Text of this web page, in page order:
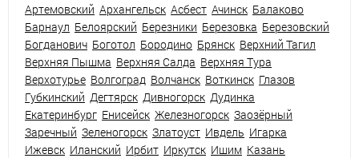
Артемовский Архангельск Асбест Ачинск Балаково
Барнаул Белоярский Березники Березовка Березовский
Богданович Боготол Бородино Брянск Верхний Тагил
Верхняя Пышма Верхняя Салда Верхняя Тура
Верхотурье Волгоград Волчанск Воткинск Глазов
Губкинский Дегтярск Дивногорск Дудинка
Екатеринбург Енисейск Железногорск Заозёрный
Заречный Зеленогорск Златоуст Ивдель Игарка
Ижевск Иланский Ирбит Иркутск Ишим Казань